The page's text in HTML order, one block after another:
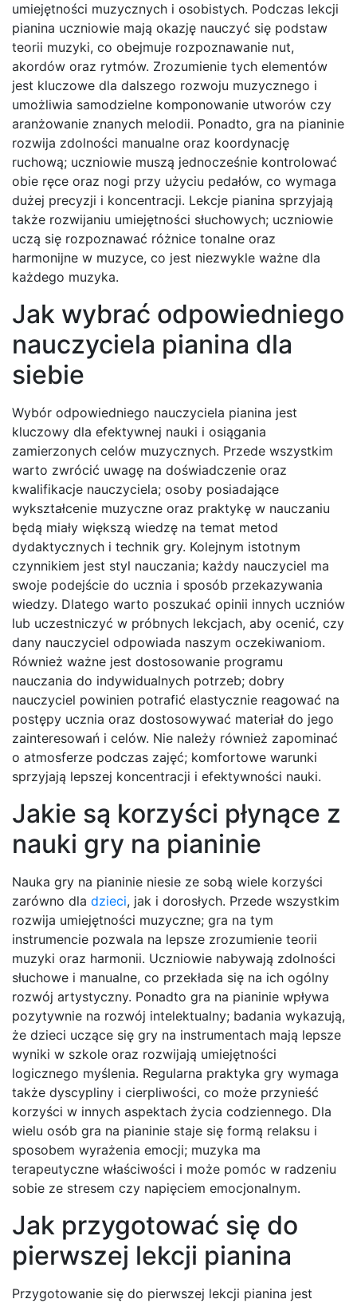
umiejętności muzycznych i osobistych. Podczas lekcji
pianina uczniowie mają okazję nauczyć się podstaw
teorii muzyki, co obejmuje rozpoznawanie nut,
akordów oraz rytmów. Zrozumienie tych elementów
jest kluczowe dla dalszego rozwoju muzycznego i
umożliwia samodzielne komponowanie utworów czy
aranżowanie znanych melodii. Ponadto, gra na pianinie
rozwija zdolności manualne oraz koordynację
ruchową; uczniowie muszą jednocześnie kontrolować
obie ręce oraz nogi przy użyciu pedałów, co wymaga
dużej precyzji i koncentracji. Lekcje pianina sprzyjają
także rozwijaniu umiejętności słuchowych; uczniowie
uczą się rozpoznawać różnice tonalne oraz
harmonijne w muzyce, co jest niezwykle ważne dla
każdego muzyka.
Jak wybrać odpowiedniego
nauczyciela pianina dla
siebie
Wybór odpowiedniego nauczyciela pianina jest
kluczowy dla efektywnej nauki i osiągania
zamierzonych celów muzycznych. Przede wszystkim
warto zwrócić uwagę na doświadczenie oraz
kwalifikacje nauczyciela; osoby posiadające
wykształcenie muzyczne oraz praktykę w nauczaniu
będą miały większą wiedzę na temat metod
dydaktycznych i technik gry. Kolejnym istotnym
czynnikiem jest styl nauczania; każdy nauczyciel ma
swoje podejście do ucznia i sposób przekazywania
wiedzy. Dlatego warto poszukać opinii innych uczniów
lub uczestniczyć w próbnych lekcjach, aby ocenić, czy
dany nauczyciel odpowiada naszym oczekiwaniom.
Również ważne jest dostosowanie programu
nauczania do indywidualnych potrzeb; dobry
nauczyciel powinien potrafić elastycznie reagować na
postępy ucznia oraz dostosowywać materiał do jego
zainteresowań i celów. Nie należy również zapominać
o atmosferze podczas zajęć; komfortowe warunki
sprzyjają lepszej koncentracji i efektywności nauki.
Jakie są korzyści płynące z
nauki gry na pianinie
Nauka gry na pianinie niesie ze sobą wiele korzyści
zarówno dla dzieci, jak i dorosłych. Przede wszystkim
rozwija umiejętności muzyczne; gra na tym
instrumencie pozwala na lepsze zrozumienie teorii
muzyki oraz harmonii. Uczniowie nabywają zdolności
słuchowe i manualne, co przekłada się na ich ogólny
rozwój artystyczny. Ponadto gra na pianinie wpływa
pozytywnie na rozwój intelektualny; badania wykazują,
że dzieci uczące się gry na instrumentach mają lepsze
wyniki w szkole oraz rozwijają umiejętności
logicznego myślenia. Regularna praktyka gry wymaga
także dyscypliny i cierpliwości, co może przynieść
korzyści w innych aspektach życia codziennego. Dla
wielu osób gra na pianinie staje się formą relaksu i
sposobem wyrażenia emocji; muzyka ma
terapeutyczne właściwości i może pomóc w radzeniu
sobie ze stresem czy napięciem emocjonalnym.
Jak przygotować się do
pierwszej lekcji pianina
Przygotowanie się do pierwszej lekcji pianina jest